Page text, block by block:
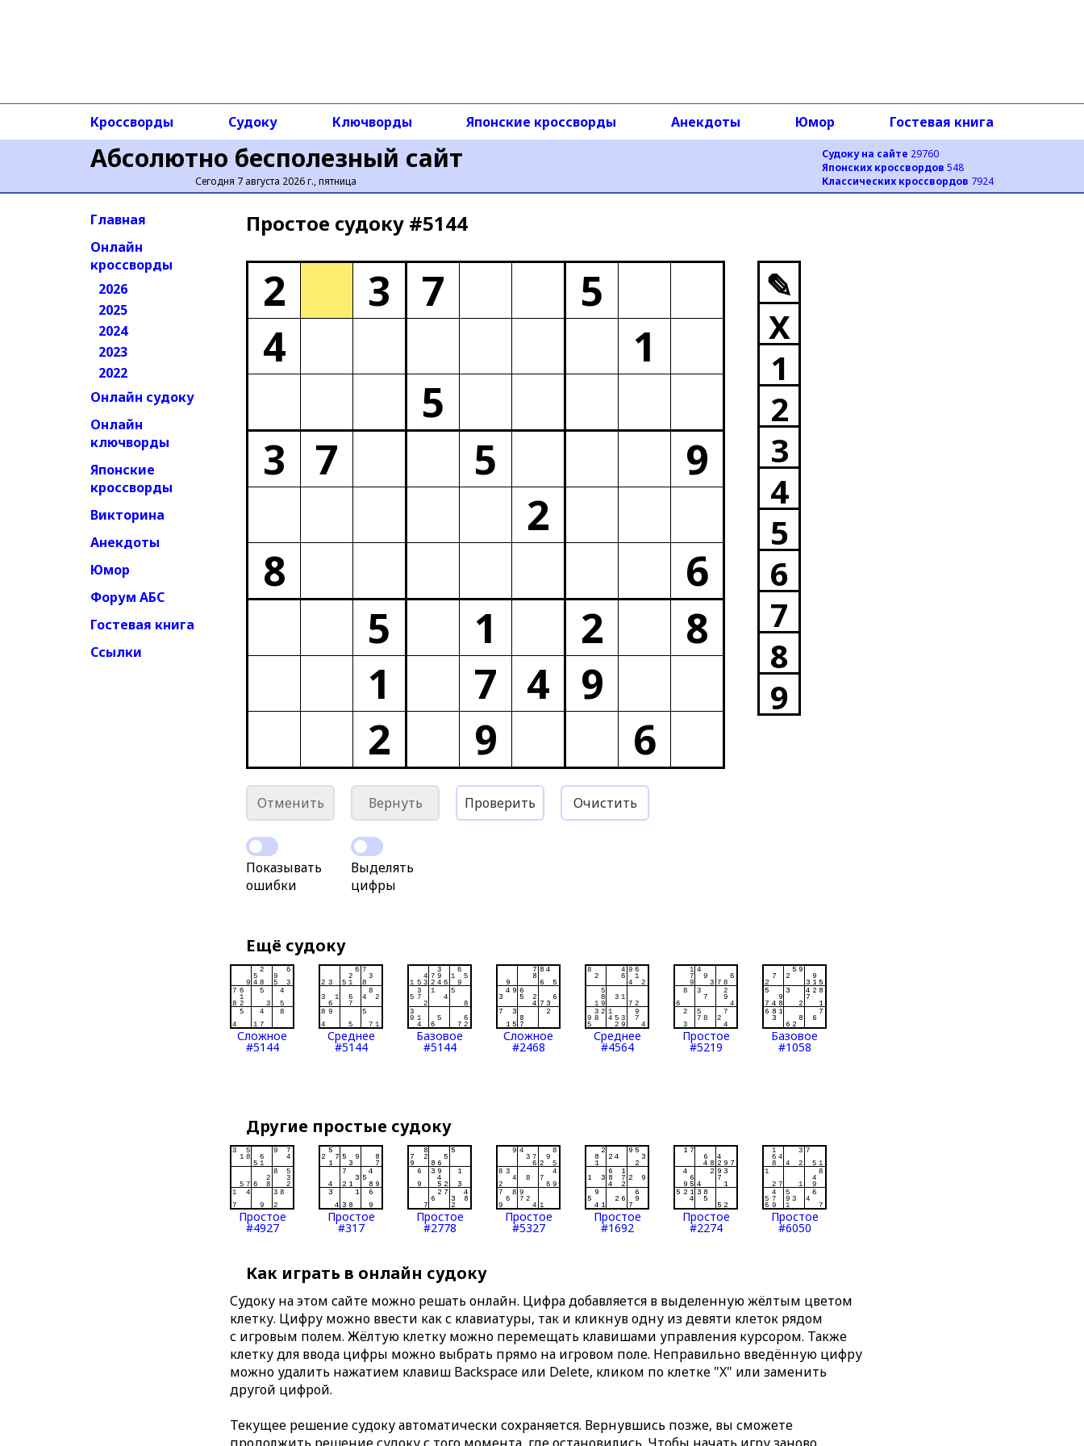
Абсолютно бесполезный сайт
Сегодня 7 августа 2026 г., пятница
Судоку на сайте 29760
Японских кроссвордов 548
Классических кроссвордов 7924
Кроссворды Судоку Ключворды Японские кроссворды Анекдоты Юмор Гостевая книга
Главная
Онлайн
кроссворды
2026
2025
2024
2023
2022
Онлайн судоку
Онлайн
ключворды
Японские
кроссворды
Викторина
Анекдоты
Юмор
Форум АБС
Гостевая книга
Ссылки
Простое cудоку #5144
2 3 7
5
4
1
5
3 7 5
9
2
8
6
5
1 2
8
1
7 4
9
2
9 6
✎
X
1
2
3
4
5
6
7
8
9
Отменить Вернуть Проверить Очистить
Показывать
ошибки
Выделять
цифры
Ещё судоку
Сложное
#5144
Среднее
#5144
Базовое
#5144
Сложное
#2468
Среднее
#4564
Простое
#5219
Базовое
#1058
Другие простые судоку
Простое
#4927
Простое
#317
Простое
#2778
Простое
#5327
Простое
#1692
Простое
#2274
Простое
#6050
Как играть в онлайн судоку
Судоку на этом сайте можно решать онлайн. Цифра добавляется в выделенную жёлтым цветом
клетку. Цифру можно ввести как с клавиатуры, так и кликнув одну из девяти клеток рядом
с игровым полем. Жёлтую клетку можно перемещать клавишами управления курсором. Также
клетку для ввода цифры можно выбрать прямо на игровом поле. Неправильно введённую цифру
можно удалить нажатием клавиш Backspace или Delete, кликом по клетке "X" или заменить
другой цифрой.
Текущее решение судоку автоматически сохраняется. Вернувшись позже, вы сможете